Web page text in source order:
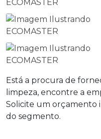
Está a procura de
limpeza, encontre a
Solicite um orçamento
do segmento.